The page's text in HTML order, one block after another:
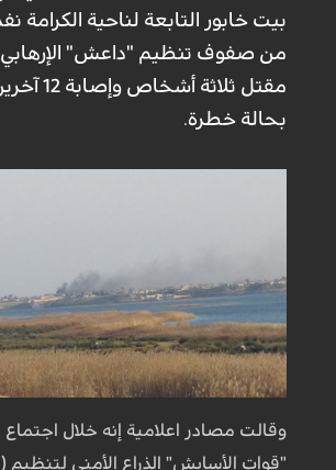
بيت خابور التابعة لناحية الكرامة
من صفوف تنظيم "داعش" الإرهابي
مقتل ثلاثة
بحالة خطرة.
وقالت مصادر اعلامية إنه خلال
"قوات الأسايش" الذراع الأمني لتنظيم